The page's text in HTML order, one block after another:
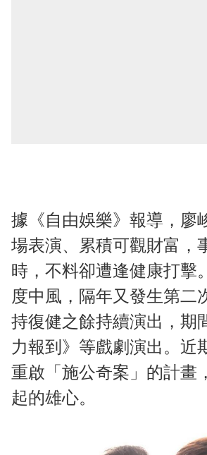
據《自由娛樂》報導，廖
場表演、累積可觀財富，
時，不料卻遭逢健康打擊
度中風，隔年又發生第二
持復健之餘持續演出，期
力報到》等戲劇演出。近
重啟「施公奇案」的計畫
起的雄心。